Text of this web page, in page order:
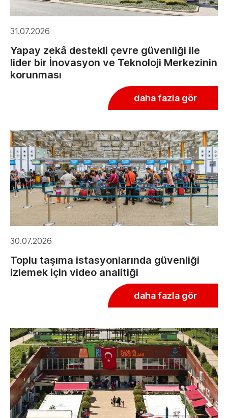
31.07.2026
Yapay zekâ destekli çevre güvenliği ile
lider bir İnovasyon ve Teknoloji Merkezinin
korunması
daha fazla gör
30.07.2026
Toplu taşıma istasyonlarında güvenliği
izlemek için video analitiği
daha fazla gör